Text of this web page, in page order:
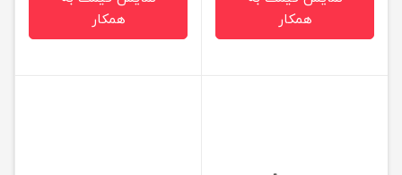
همکار
همکار